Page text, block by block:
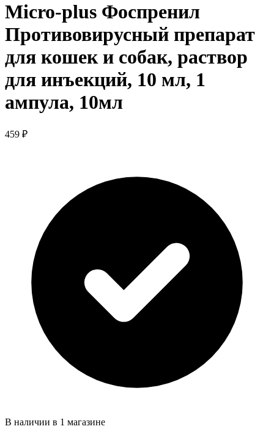
Micro-plus Фоспренил
Противовирусный препарат
для кошек и собак, раствор
для инъекций, 10 мл, 1
ампула, 10мл
459 ₽
В наличии в 1 магазине